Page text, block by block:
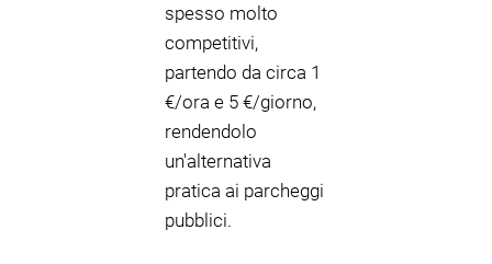
spesso molto
competitivi,
partendo da circa 1
€/ora e 5 €/giorno,
rendendolo
un'alternativa
pratica ai parcheggi
pubblici.